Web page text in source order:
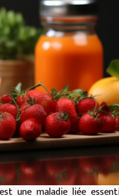
une maladie liée